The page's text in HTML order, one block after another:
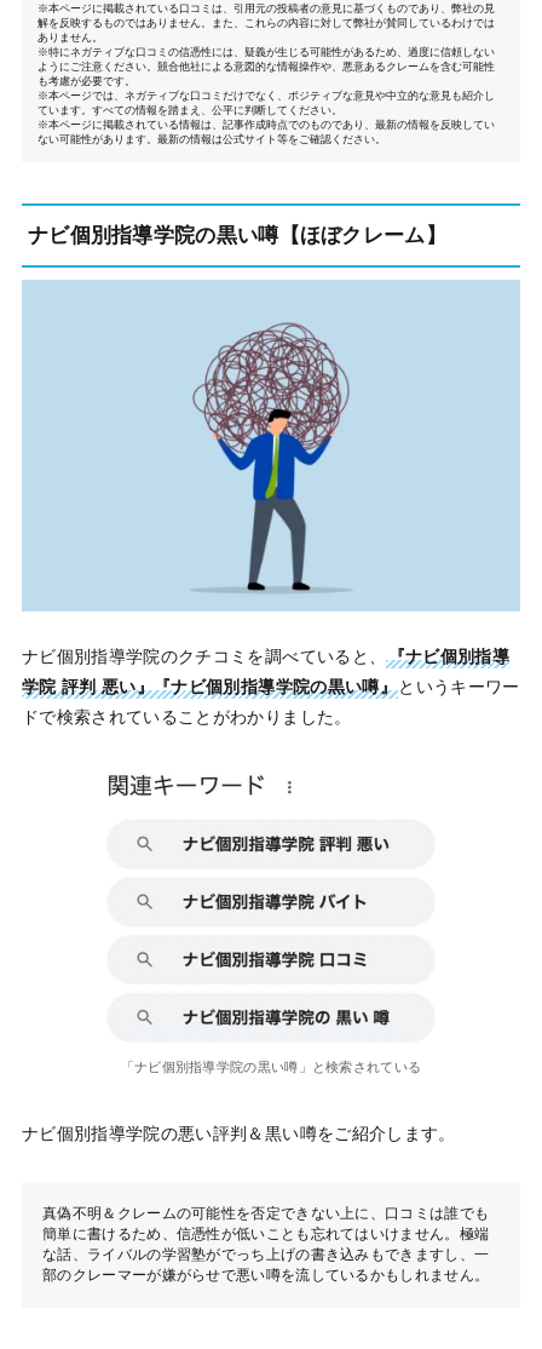
※本ページに掲載されている口コミは、引用元の投稿者の意見に基づくものであり、弊社の見
解を反映するものではありません。また、これらの内容に対して弊社が賛同しているわけでは
ありません。
※特にネガティブな口コミの信憑性には、疑義が生じる可能性があるため、過度に信頼しない
ようにご注意ください。競合他社による意図的な情報操作や、悪意あるクレームを含む可能性
も考慮が必要です。
※本ページでは、ネガティブな口コミだけでなく、ポジティブな意見や中立的な意見も紹介し
ています。すべての情報を踏まえ、公平に判断してください。
※本ページに掲載されている情報は、記事作成時点でのものであり、最新の情報を反映してい
ない可能性があります。最新の情報は公式サイト等をご確認ください。
ナビ個別指導学院の黒い噂【ほぼクレーム】
ナビ個別指導学院のクチコミを調べていると、『ナビ個別指導
学院 評判 悪い』『ナビ個別指導学院の黒い噂』というキーワー
ドで検索されていることがわかりました。
「ナビ個別指導学院の黒い噂」と検索されている
ナビ個別指導学院の悪い評判＆黒い噂をご紹介します。
真偽不明＆クレームの可能性を否定できない上に、口コミは誰でも
簡単に書けるため、信憑性が低いことも忘れてはいけません。極端
な話、ライバルの学習塾がでっち上げの書き込みもできますし、一
部のクレーマーが嫌がらせで悪い噂を流しているかもしれません。